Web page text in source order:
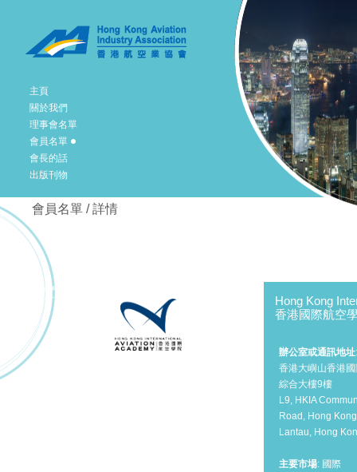
主頁
關於我們
理事會名單
會員名單
會長的話
出版刊物
會員名單 / 詳情
Hong Kong
香港國際航空
辦公室或通訊地址
香港大嶼山香港
綜合大樓9樓
L9, HKIA
Road, Hong
Lantau, Hong
主要市場: 國際